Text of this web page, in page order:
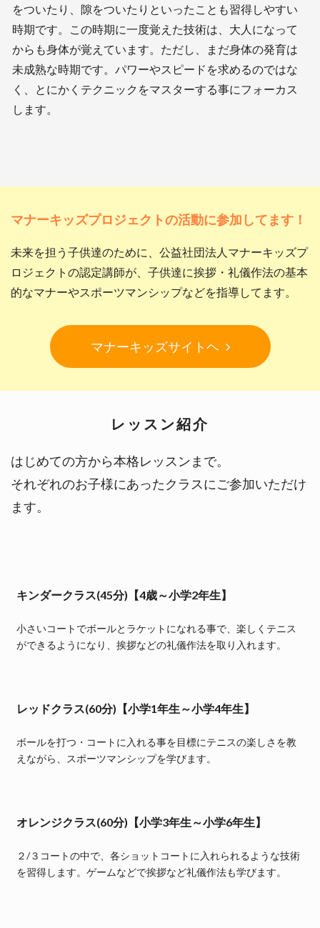
をついたり、隙をついたりといったことも習得しやすい
時期です。この時期に一度覚えた技術は、大人になって
からも身体が覚えています。ただし、まだ身体の発育は
未成熟な時期です。パワーやスピードを求めるのではな
く、とにかくテクニックをマスターする事にフォーカス
します。
マナーキッズプロジェクトの活動に参加してます！
未来を担う子供達のために、公益社団法人マナーキッズプ
ロジェクトの認定講師が、子供達に挨拶・礼儀作法の基本
的なマナーやスポーツマンシップなどを指導してます。
マナーキッズサイトヘ
レッスン紹介
はじめての方から本格レッスンまで。
それぞれのお子様にあったクラスにご参加いただけ
ます。
キンダークラス(45分)【4歳～小学2年生】
小さいコートでボールとラケットになれる事で、楽しくテニス
ができるようになり、挨拶などの礼儀作法を取り入れます。
レッドクラス(60分)【小学1年生～小学4年生】
ボールを打つ・コートに入れる事を目標にテニスの楽しさを教
えながら、スポーツマンシップを学びます。
オレンジクラス(60分)【小学3年生～小学6年生】
２/３コートの中で、各ショットコートに入れられるような技術
を習得します。ゲームなどで挨拶など礼儀作法も学びます。